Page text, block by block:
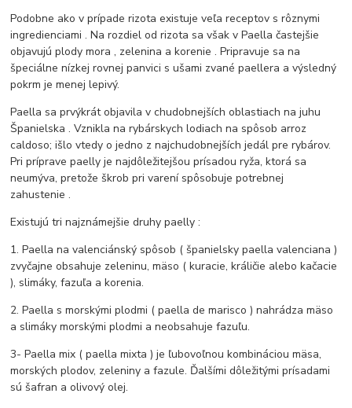
Podobne ako v prípade rizota existuje veľa receptov s rôznymi
ingredienciami . Na rozdiel od rizota sa však v Paella častejšie
objavujú plody mora , zelenina a korenie . Pripravuje sa na
špeciálne nízkej rovnej panvici s ušami zvané paellera a výsledný
pokrm je menej lepivý.
Paella sa prvýkrát objavila v chudobnejších oblastiach na juhu
Španielska . Vznikla na rybárskych lodiach na spôsob arroz
caldoso; išlo vtedy o jedno z najchudobnejších jedál pre rybárov.
Pri príprave paelly je najdôležitejšou prísadou ryža, ktorá sa
neumýva, pretože škrob pri varení spôsobuje potrebnej
zahustenie .
Existujú tri najznámejšie druhy paelly :
1. Paella na valenciánský spôsob ( španielsky paella valenciana )
zvyčajne obsahuje zeleninu, mäso ( kuracie, králičie alebo kačacie
), slimáky, fazuľa a korenia.
2. Paella s morskými plodmi ( paella de marisco ) nahrádza mäso
a slimáky morskými plodmi a neobsahuje fazuľu.
3- Paella mix ( paella mixta ) je ľubovoľnou kombináciou mäsa,
morských plodov, zeleniny a fazule. Ďalšími dôležitými prísadami
sú šafran a olivový olej.